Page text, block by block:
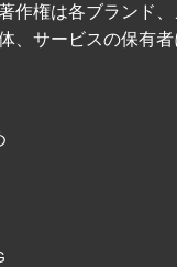
作権は各ブランド、
、サービスの保有者